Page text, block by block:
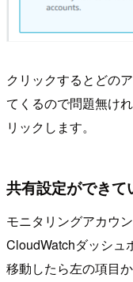
クリックするとどの
てくるので問題無け
リックします。
共有設定ができて
モニタリングアカウ
CloudWatchダッシュ
移動したら左の項目